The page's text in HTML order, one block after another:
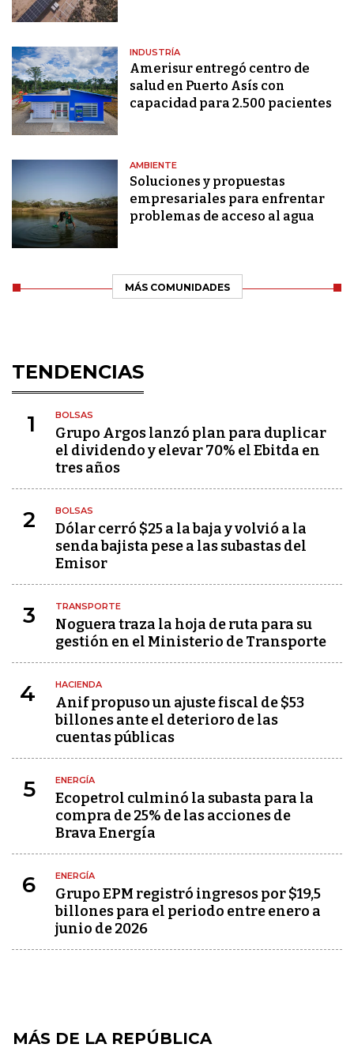
INDUSTRÍA
Amerisur entregó centro de
salud en Puerto Asís con
capacidad para 2.500 pacientes
AMBIENTE
Soluciones y propuestas
empresariales para enfrentar
problemas de acceso al agua
MÁS COMUNIDADES
TENDENCIAS
1 BOLSAS
Grupo Argos lanzó plan para duplicar
el dividendo y elevar 70% el Ebitda en
tres años
2 BOLSAS
Dólar cerró $25 a la baja y volvió a la
senda bajista pese a las subastas del
Emisor
3 TRANSPORTE
Noguera traza la hoja de ruta para su
gestión en el Ministerio de Transporte
4 HACIENDA
Anif propuso un ajuste fiscal de $53
billones ante el deterioro de las
cuentas públicas
5 ENERGÍA
Ecopetrol culminó la subasta para la
compra de 25% de las acciones de
Brava Energía
6 ENERGÍA
Grupo EPM registró ingresos por $19,5
billones para el periodo entre enero a
junio de 2026
MÁS DE LA REPÚBLICA